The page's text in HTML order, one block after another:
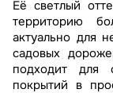
Её светлый
территорию
актуально для
садовых
подходит для
покрытий в